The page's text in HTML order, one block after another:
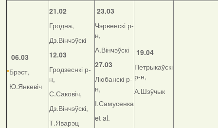
06.03
Брэст,
Ю.Янкевіч
21.02
Гродна,
Дз.Вінчэўскі
12.03
Гродзеснкі р-
н,
С.Саковіч,
Дз.Вінчэўскі,
Т.Яварэц
23.03
Чэрвенскі р-
н,
А.Вінчэўскі
27.03
Любанскі р-
н,
І.Самусенка
et al.
19.04
Петрыкаўскі
р-н,
А.Шэўчык